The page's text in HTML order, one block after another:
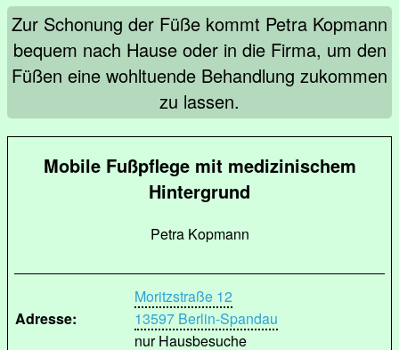
Zur Schonung der Füße kommt Petra Kopmann
bequem nach Hause oder in die Firma, um den
Füßen eine wohltuende Behandlung zukommen
zu lassen.
Mobile Fußpflege mit medizinischem
Hintergrund
Petra Kopmann
Adresse:
Moritzstraße 12
13597 Berlin-Spandau
nur Hausbesuche